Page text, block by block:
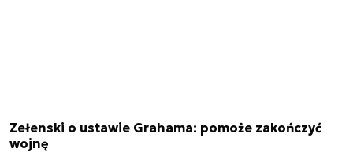
Zełenski o ustawie Grahama: pomoże zakończyć
wojnę